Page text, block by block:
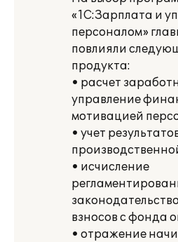
«1С:Зарплата и
персоналом»
повлияли
продукта:
• расчет
управление
мотивацией
• учет
• исчисление
взносов с фонда
• отражение